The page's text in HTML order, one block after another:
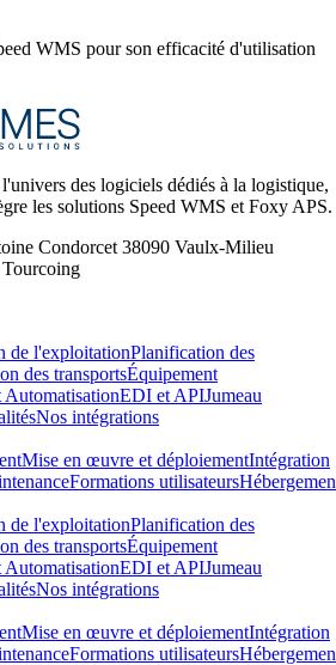
WMS pour son efficacité d'utilisation
des logiciels dédiés à la logistique,
les solutions Speed WMS et Foxy APS.
Condorcet 38090 Vaulx-Milieu
de l'exploitationPlanification des
des transportsÉquipement
AutomatisationEDI et APIJumeau
Nos intégrations
Mise en œuvre et déploiementIntégration
Formations utilisateurs
de l'exploitationPlanification des
des transportsÉquipement
AutomatisationEDI et APIJumeau
Nos intégrations
Mise en œuvre et déploiementIntégration
Formations utilisateurs